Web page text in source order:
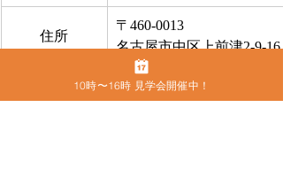
住所
〒460-0013
名古屋市中区上前津2-9-16
電話番号 052-228-4921
10時〜16時 見学会開催中！